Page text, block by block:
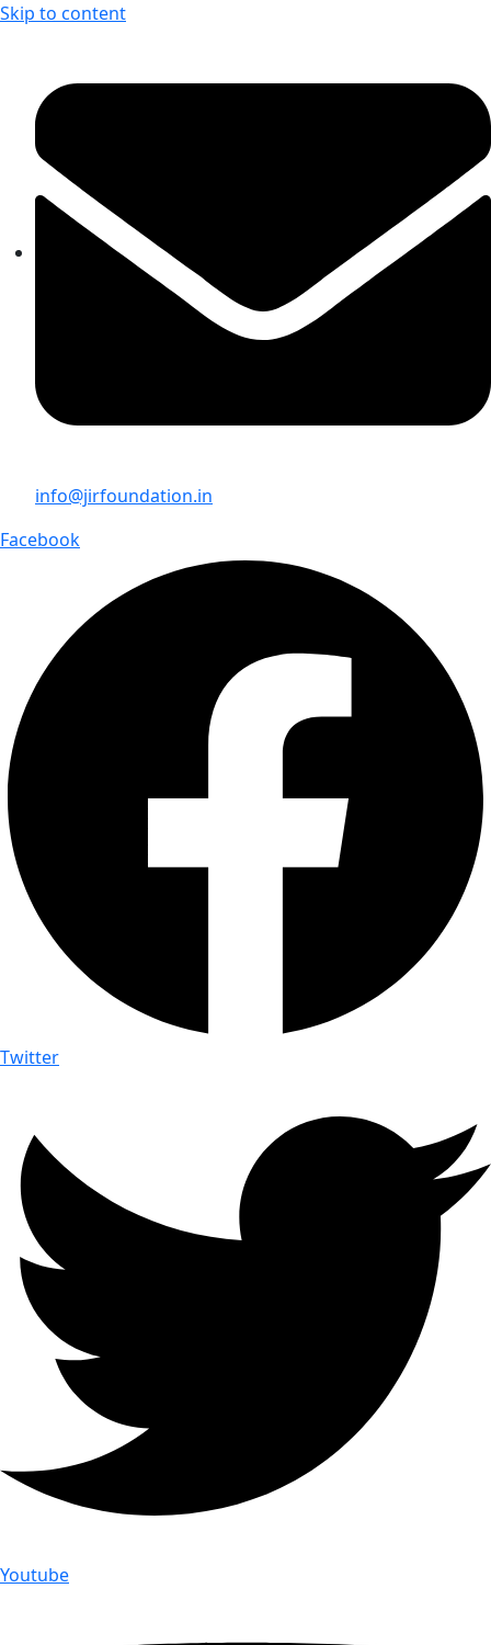
Skip to content
info@jirfoundation.in
Facebook
Twitter
Youtube